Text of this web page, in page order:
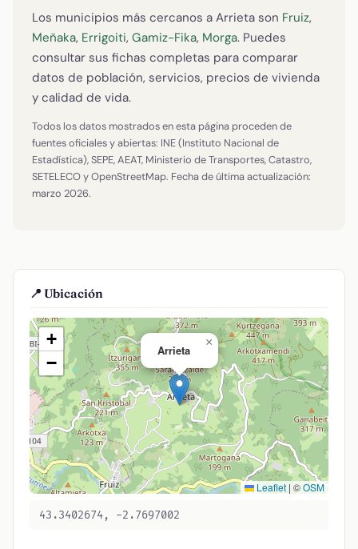
Los municipios más cercanos a Arrieta son Fruiz,
Meñaka, Errigoiti, Gamiz-Fika, Morga. Puedes
consultar sus fichas completas para comparar
datos de población, servicios, precios de vivienda
y calidad de vida.
Todos los datos mostrados en esta página proceden de
fuentes oficiales y abiertas: INE (Instituto Nacional de
Estadística), SEPE, AEAT, Ministerio de Transportes, Catastro,
SETELECO y OpenStreetMap. Fecha de última actualización:
marzo 2026.
📍 Ubicación
Arrieta
×
+
−
Leaflet | ©OSM
43.3402674, -2.7697002